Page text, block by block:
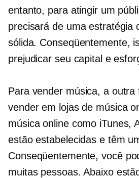
entanto, para atingir um
precisará de uma estratégia
sólida. Conseqüentemente,
prejudicar seu capital e
Para vender música, a outra
vender em lojas de música
música online como iTunes,
estão estabelecidas e têm
Conseqüentemente, você
muitas pessoas. Abaixo